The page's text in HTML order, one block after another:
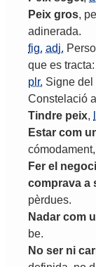
Peix gros,
adinerada.
fig. adj.
que es tracta:
plr. Signe del
Constelació
Tindre peix,
Estar com
cómodament,
Fer el negoci
comprava a
pèrdues.
Nadar com
be.
No ser ni